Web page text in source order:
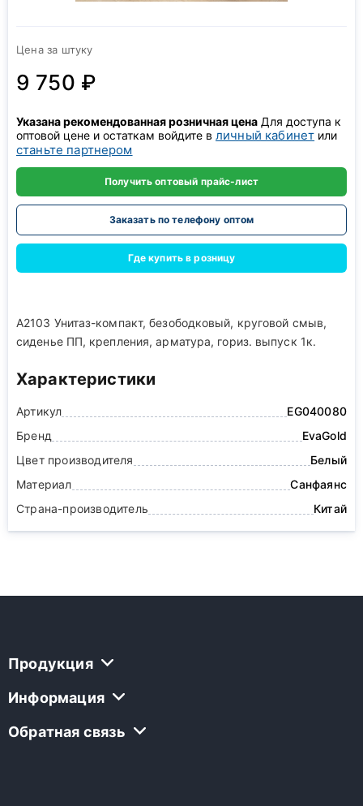
Цена за штуку
9 750 ₽
Указана рекомендованная розничная цена Для доступа к
оптовой цене и остаткам войдите в личный кабинет или
станьте партнером
Получить оптовый прайс-лист
Заказать по телефону оптом
Где купить в розницу
A2103 Унитаз-компакт, безободковый, круговой смыв,
сиденье ПП, крепления, арматура, гориз. выпуск 1к.
Характеристики
Артикул
EG040080
Бренд
EvaGold
Цвет производителя
Белый
Материал
Санфаянс
Страна-производитель
Китай
Продукция
Информация
Обратная связь